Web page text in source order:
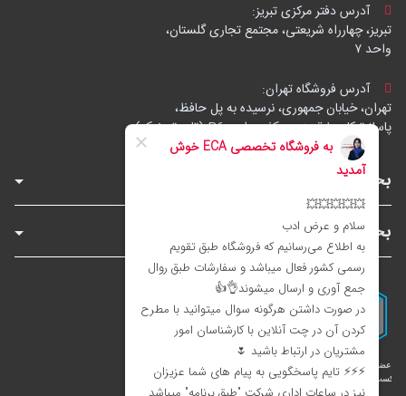
آدرس دفتر مرکزی تبریز:
تبریز، چهارراه شریعتی، مجتمع تجاری گلستان،
واحد ۷
آدرس فروشگاه تهران:
تهران، خیابان جمهوری، نرسیده به پل حافظ،
پاساژ توکل، طبقه زیرهمکف، واحد B6 (تاپ ترونیک)
بخش‌های فروشگاه
بخش‌های سایت